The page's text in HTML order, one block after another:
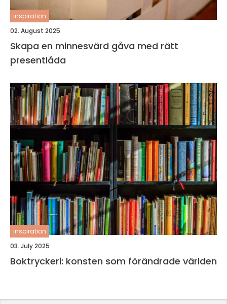
inspiration
02. August 2025
Skapa en minnesvärd gåva med rätt
presentlåda
inspiration
03. July 2025
Boktryckeri: konsten som förändrade världen